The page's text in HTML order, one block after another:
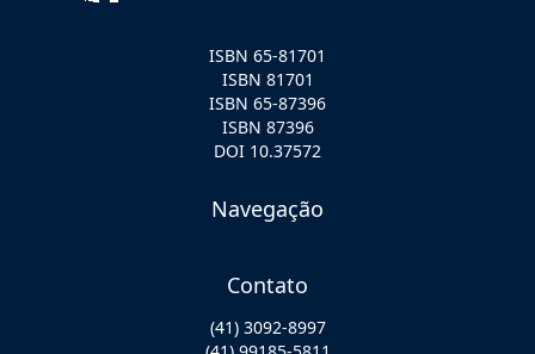
ISBN 65-81701
ISBN 81701
ISBN 65-87396
ISBN 87396
DOI 10.37572
Navegação
Contato
(41) 3092-8997